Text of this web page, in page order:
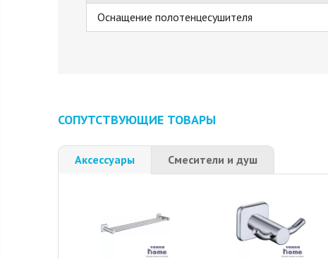
Оснащение полотенцесушителя
СОПУТСТВУЮЩИЕ ТОВАРЫ
Аксессуары Смесители и душ